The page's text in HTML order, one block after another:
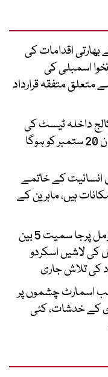
2019 کے بھارتی اقدامات کی
اسمبلی کی
متفقہ قرارداد
داخلہ ٹیسٹ کی
انسانیت کے خاتمے
ہیں، ماہرین کے
براڈ پیک سانحہ: نرمل پرجا سمیت 5 بین
کی لاشیں اسکردو
اسمارٹ چشموں پر
کے خدشات، کئی